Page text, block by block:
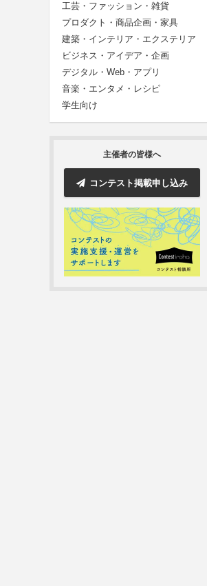
工芸・ファッション・雑貨
プロダクト・商品企画・家具
建築・インテリア・エクステリア
ビジネス・アイデア・企画
デジタル・Web・アプリ
音楽・エンタメ・レシピ
学生向け
主催者の皆様へ
コンテスト掲載申し込み